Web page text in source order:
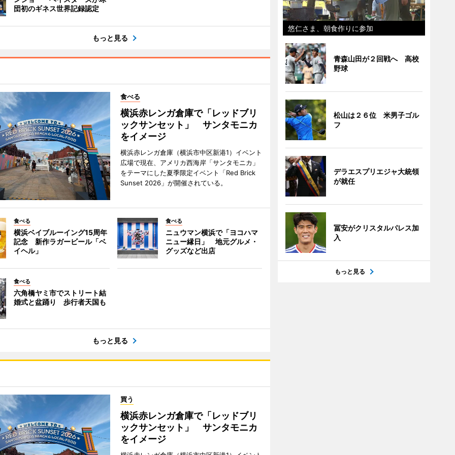
団初のギネス世界記録認定
もっと見る
食べる
横浜赤レンガ倉庫で「レッドブリ
ックサンセット」 サンタモニカ
をイメージ
横浜赤レンガ倉庫（横浜市中区新港1）イベント
広場で現在、アメリカ西海岸「サンタモニカ」
をテーマにした夏季限定イベント「Red Brick
Sunset 2026」が開催されている。
食べる
横浜ベイブルーイング15周年
記念 新作ラガービール「ベ
イヘル」
食べる
ニュウマン横浜で「ヨコハマ
ニュー縁日」 地元グルメ・
グッズなど出店
食べる
六角橋ヤミ市でストリート結
婚式と盆踊り 歩行者天国も
もっと見る
買う
横浜赤レンガ倉庫で「レッドブリ
ックサンセット」 サンタモニカ
をイメージ
悠仁さま、朝食作りに参加
青森山田が２回戦へ 高校
野球
松山は２６位 米男子ゴル
フ
デラエスプリエジャ大統領
が就任
冨安がクリスタルパレス加
入
もっと見る